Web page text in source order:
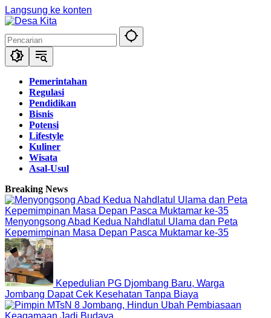
Langsung ke konten
Pemerintahan
Regulasi
Pendidikan
Bisnis
Potensi
Lifestyle
Kuliner
Wisata
Asal-Usul
Breaking News
Menyongsong Abad Kedua Nahdlatul Ulama dan Peta
Kepemimpinan Masa Depan Pasca Muktamar ke-35
Kepedulian PG Djombang Baru, Warga
Jombang Dapat Cek Kesehatan Tanpa Biaya